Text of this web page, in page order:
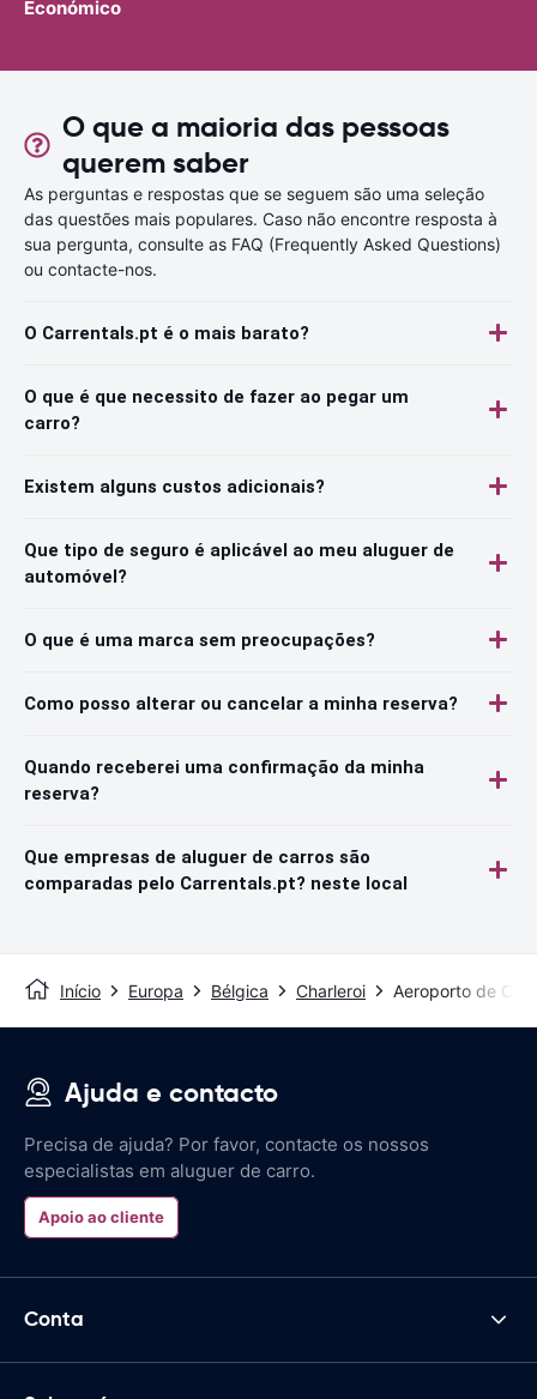
Económico
O que a maioria das pessoas
querem saber
As perguntas e respostas que se seguem são uma seleção
das questões mais populares. Caso não encontre resposta à
sua pergunta, consulte as FAQ (Frequently Asked Questions)
ou contacte-nos.
O Carrentals.pt é o mais barato?
O que é que necessito de fazer ao pegar um
carro?
Existem alguns custos adicionais?
Que tipo de seguro é aplicável ao meu aluguer de
automóvel?
O que é uma marca sem preocupações?
Como posso alterar ou cancelar a minha reserva?
Quando receberei uma confirmação da minha
reserva?
Que empresas de aluguer de carros são
comparadas pelo Carrentals.pt? neste local
Início Europa Bélgica Charleroi Aeroporto de
Ajuda e contacto
Precisa de ajuda? Por favor, contacte os nossos
especialistas em aluguer de carro.
Apoio ao cliente
Conta